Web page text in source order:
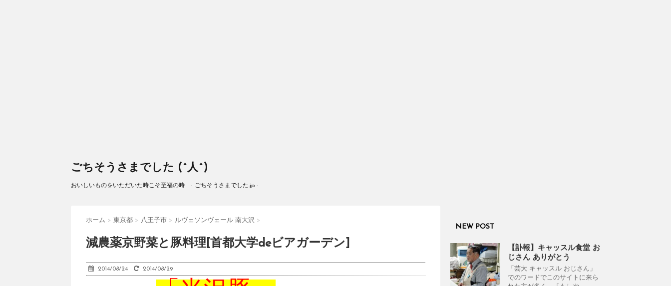
ごちそうさまでした (^人^)
おいしいものをいただいた時こそ至福の時 - ごちそうさまでした.jp -
ホーム > 東京都 > 八王子市 > ルヴェソンヴェール 南大沢 >
減農薬京野菜と豚料理[首都大学deビアガーデン]
2014/08/24 2014/08/29
NEW POST
【訃報】キャッスル食堂 お
じさん ありがとう
「芸大 キャッスル おじさん」
でのワードでこのサイトに来ら